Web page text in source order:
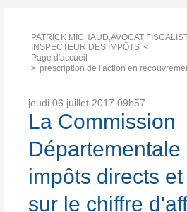
PATRICK MICHAUD,AVOCAT
INSPECTEUR DES IMPÔTS
Page d'accueil
prescription de l'action en
jeudi 06 juillet 2017 09h57
La Commission
Départementale
impôts directs
sur le chiffre